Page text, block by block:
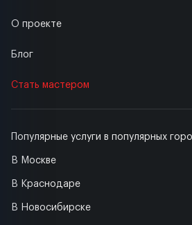
Популярные услуги в популярных
В Москве
В Краснодаре
В Новосибирске
О проекте
Блог
Стать мастером